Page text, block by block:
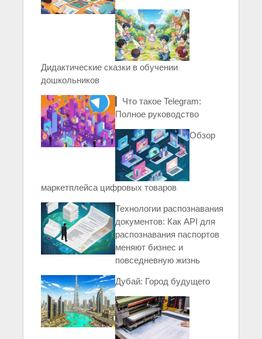
Дидактические сказки в обучении
дошкольников
▎Что такое Telegram:
Полное руководство
Обзор
маркетплейса цифровых товаров
Технологии распознавания
документов: Как API для
распознавания паспортов
меняют бизнес и
повседневную жизнь
Дубай: Город будущего